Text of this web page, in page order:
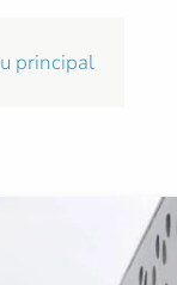
principal